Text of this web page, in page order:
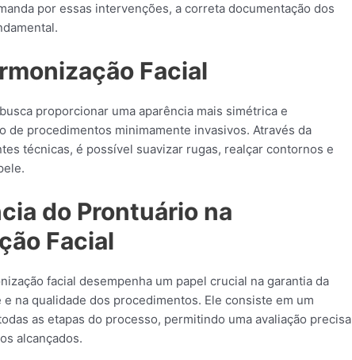
por essas intervenções, a correta documentação dos
Facial
proporcionar uma aparência mais simétrica e
de procedimentos minimamente invasivos. Através da
técnicas, é possível suavizar rugas, realçar contornos e
do Prontuário na
Facial
facial desempenha um papel crucial na garantia da
na qualidade dos procedimentos. Ele consiste em um
as etapas do processo, permitindo uma avaliação precisa
alcançados.